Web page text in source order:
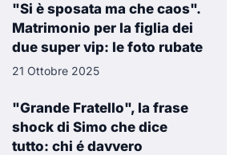
"Si è sposata ma che caos".
Matrimonio per la figlia dei
due super vip: le foto rubate
21 Ottobre 2025
"Grande Fratello", la frase
shock di Simo che dice
tutto: chi é davvero